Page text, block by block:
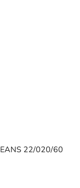
22/020/60